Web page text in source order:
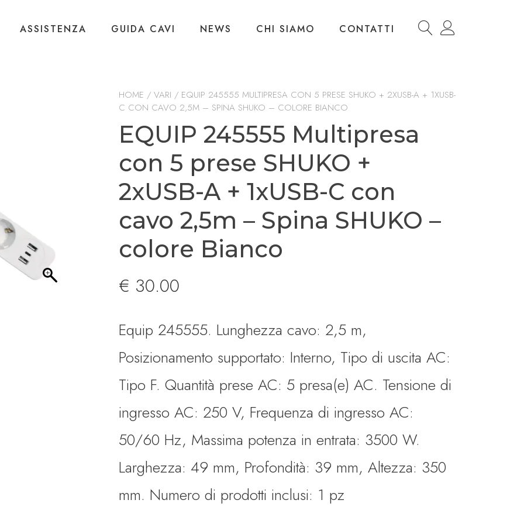
ASSISTENZA GUIDA CAVI NEWS CHI SIAMO CONTATTI
HOME / VARI / EQUIP 245555 MULTIPRESA CON 5 PRESE SHUKO + 2XUSB-A + 1XUSB-
C CON CAVO 2,5M – SPINA SHUKO – COLORE BIANCO
EQUIP 245555 Multipresa
con 5 prese SHUKO +
2xUSB-A + 1xUSB-C con
cavo 2,5m – Spina SHUKO –
colore Bianco
€ 30.00
Equip 245555. Lunghezza cavo: 2,5 m,
Posizionamento supportato: Interno, Tipo di uscita AC:
Tipo F. Quantità prese AC: 5 presa(e) AC. Tensione di
ingresso AC: 250 V, Frequenza di ingresso AC:
50/60 Hz, Massima potenza in entrata: 3500 W.
Larghezza: 49 mm, Profondità: 39 mm, Altezza: 350
mm. Numero di prodotti inclusi: 1 pz